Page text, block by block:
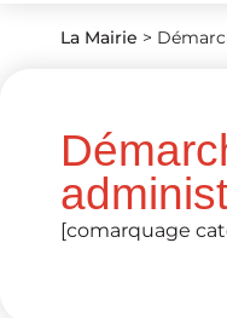
La Mairie >
[comarquage